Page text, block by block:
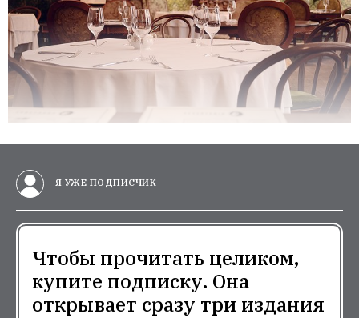
Я УЖЕ ПОДПИСЧИК
Чтобы прочитать целиком,
купите подписку. Она
открывает сразу три издания